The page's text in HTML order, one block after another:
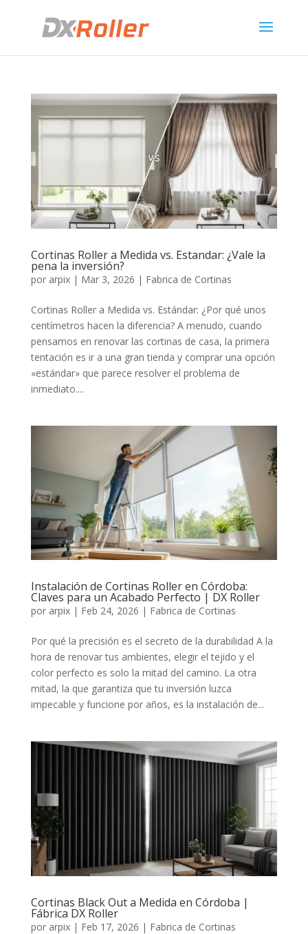
Cortinas Roller a Medida vs. Estandar: ¿Vale la
pena la inversión?
por arpix| Mar 3, 2026 | Fabrica de Cortinas
Cortinas Roller a Medida vs. Estándar: ¿Por qué unos
centímetros hacen la diferencia? A menudo, cuando
pensamos en renovar las cortinas de casa, la primera
tentación es ir a una gran tienda y comprar una opción
«estándar» que parece resolver el problema de
inmediato....
Instalación de Cortinas Roller en Córdoba:
Claves para un Acabado Perfecto | DX Roller
por arpix| Feb 24, 2026 | Fabrica de Cortinas
Por qué la precisión es el secreto de la durabilidad A la
hora de renovar tus ambientes, elegir el tejido y el
color perfecto es solo la mitad del camino. La otra
mitad, la que garantiza que tu inversión luzca
impecable y funcione por años, es la instalación de...
Cortinas Black Out a Medida en Córdoba |
Fábrica DX Roller
por arpix| Feb 17, 2026 | Fabrica de Cortinas